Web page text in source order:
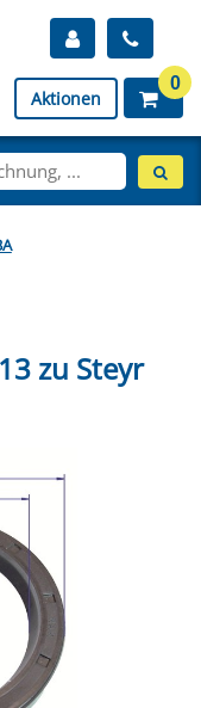
Aktionen
0
zu Steyr